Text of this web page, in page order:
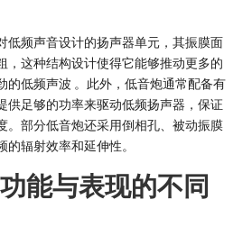
低频声音设计的扬声器单元，其振膜面
，这种结构设计使得它能够推动更多的
的低频声波 。此外，低音炮通常配备有
供足够的功率来驱动低频扬声器，保证
。部分低音炮还采用倒相孔、被动振膜
辐射效率和延伸性。
能与表现的不同